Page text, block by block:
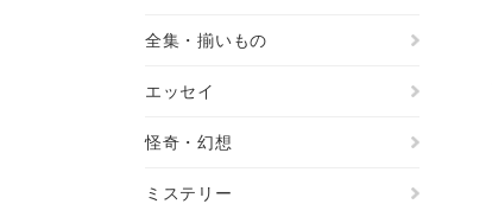
全集・揃いもの
エッセイ
怪奇・幻想
ミステリー